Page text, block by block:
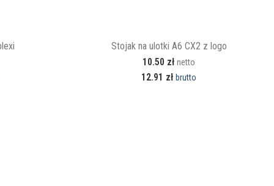
Stojak na ulotki A6 CX2 z logo
10.50 zł netto
12.91 zł brutto